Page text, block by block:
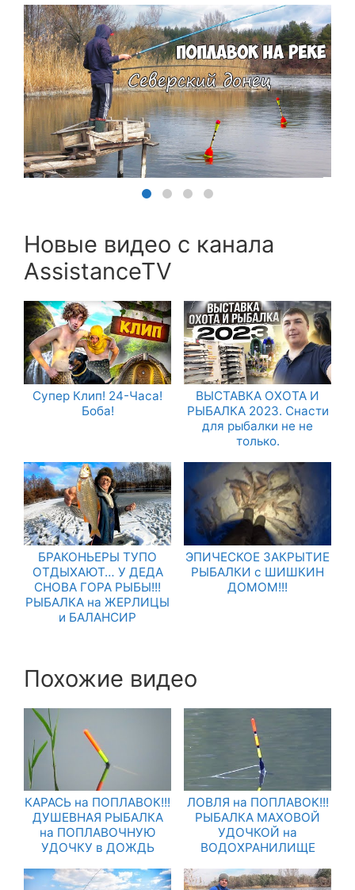
Новые видео с канала
AssistanceTV
Супер Клип! 24-Часа!
Боба!
ВЫСТАВКА ОХОТА И
РЫБАЛКА 2023. Снасти
для рыбалки не не
только.
БРАКОНЬЕРЫ ТУПО
ОТДЫХАЮТ… У ДЕДА
СНОВА ГОРА РЫБЫ!!!
РЫБАЛКА на ЖЕРЛИЦЫ
и БАЛАНСИР
ЭПИЧЕСКОЕ ЗАКРЫТИЕ
РЫБАЛКИ с ШИШКИН
ДОМОМ!!!
Похожие видео
КАРАСЬ на ПОПЛАВОК!!!
ДУШЕВНАЯ РЫБАЛКА
на ПОПЛАВОЧНУЮ
УДОЧКУ в ДОЖДЬ
ЛОВЛЯ на ПОПЛАВОК!!!
РЫБАЛКА МАХОВОЙ
УДОЧКОЙ на
ВОДОХРАНИЛИЩЕ